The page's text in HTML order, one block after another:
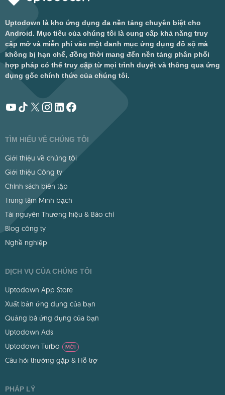
Uptodown là kho ứng dụng đa nền tảng chuyên biệt cho
Android. Mục tiêu của chúng tôi là cung cấp khả năng truy
cập mở và miễn phí vào một danh mục ứng dụng đồ sộ mà
không bị hạn chế, đồng thời mang đến nền tảng phân phối
hợp pháp có thể truy cập từ mọi trình duyệt và thông qua ứng
dụng gốc chính thức của chúng tôi.
TÌM HIỂU VỀ CHÚNG TÔI
Giới thiệu về chúng tôi
Giới thiệu Công ty
Chính sách biên tập
Trung tâm Minh bạch
Tài nguyên Thương hiệu & Báo chí
Blog công ty
Nghề nghiệp
DỊCH VỤ CỦA CHÚNG TÔI
Uptodown App Store
Xuất bản ứng dụng của bạn
Quảng bá ứng dụng của bạn
Uptodown Ads
Uptodown Turbo
MỚI
Câu hỏi thường gặp & Hỗ trợ
PHÁP LÝ